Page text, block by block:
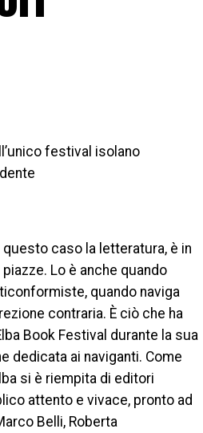
festival isolano
caso la letteratura, è in
Lo è anche quando
quando naviga
contraria. È ciò che ha
Book Festival durante la sua
dedicata ai naviganti. Come
si è riempita di editori
attento e vivace, pronto ad
Belli, Roberta